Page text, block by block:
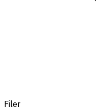
Filer